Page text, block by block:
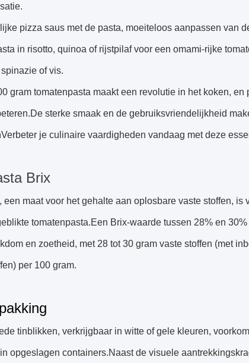
pizza saus met de pasta, moeiteloos aanpassen van
in risotto, quinoa of rijstpilaf voor een omami-rijke
of vis.
gram tomatenpasta maakt een revolutie in het koken,
sterke smaak en de gebruiksvriendelijkheid
je culinaire vaardigheden vandaag met deze
Brix
een maat voor het gehalte aan oplosbare vaste stoffen,
tomatenpasta.Een Brix-waarde tussen 28% en
en zoetheid, met 28 tot 30 gram vaste stoffen (met
per 100 gram.
tinblikken, verkrijgbaar in witte of gele kleuren,
opgeslagen containers.Naast de visuele